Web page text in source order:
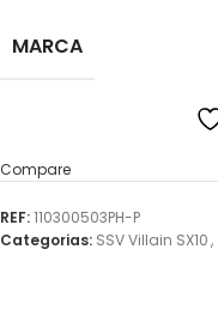
MARCA
Compare
REF:110300503PH-P
Categorias: SSV Villain SX10,